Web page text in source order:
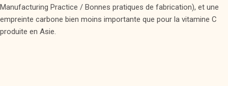
Manufacturing Practice / Bonnes pratiques de fabrication), et une
empreinte carbone bien moins importante que pour la vitamine C
produite en Asie.